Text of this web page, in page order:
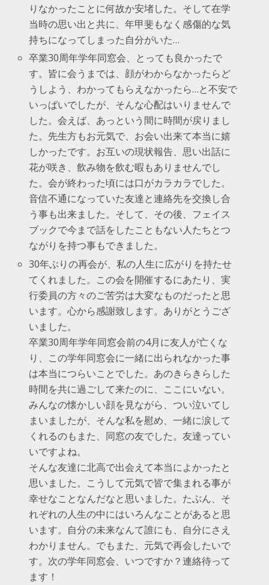
りなかったことに何故か安堵した。そして在学
当時の思い出と共に、年甲斐もなく感傷的な気
持ちになってしまった自分がいた…
卒業30周年学年同窓会、とっても良かったで
す。皆に会うまでは、顔がわからなかったらど
うしよう、わかってもらえなかったら…と不安で
いっぱいでしたが、そんな心配はいりませんで
した。会えば、あっという間に時間が戻りまし
た。先生方もお元気で、お会い出来て本当に嬉
しかったです。お互いの現状報告、思い出話に
花が咲き、飲み物を飲む暇もありませんでし
た。会が終わった頃には口がカラカラでした。
音信不通になっていた友達と連絡先を交換し合
う事も出来ました。そして、その後、フェイス
ブックで今まで話をしたこともない人たちとつ
ながりを持つ事もできました。
30年ぶりの再会が、私の人生に広がりを持たせ
てくれました。この会を開催するにあたり、実
行委員の方々のご苦労は大変なものだったと思
います。心から感謝致します。ありがとうござ
いました。
卒業30周年学年同窓会前の4月に友人が亡くな
り、この学年同窓会に一緒に出られなかった事
は本当につらいことでした。あのきらきらした
時間を共に過ごして来たのに、ここにいない。
みんなの懐かしい顔を見ながら、つい泣いてし
まいましたが、そんな私を慰め、一緒に涙して
くれるのもまた、同窓の友でした。友達ってい
いですよね。
そんな友達に北高で出会えて本当によかったと
思いました。こうして元気で皆で集まれる事が
幸せなことなんだなと思いました。たぶん、そ
れぞれの人生の中にはいろんなことがあると思
います。自分の未来なんて誰にも、自分にさえ
わかりません。でもまた、元気で再会したいで
す。次の学年同窓会、いつですか？連絡待って
ます！